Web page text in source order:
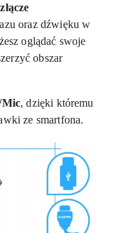
złącze
oraz dźwięku w
oglądać swoje
obszar
Mic, dzięki któremu
ze smartfona.